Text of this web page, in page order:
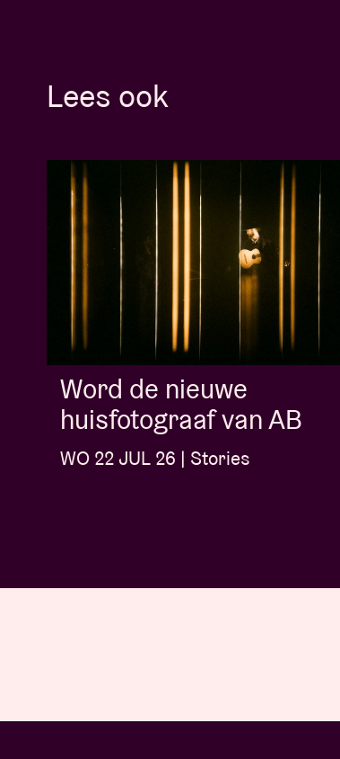
Lees ook
Word de nieuwe
huisfotograaf van AB
WO 22 JUL 26 | Stories